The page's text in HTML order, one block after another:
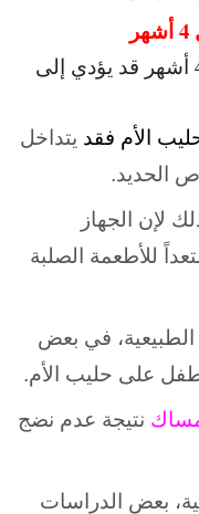
قبل إتمام 4 أشهر قد يؤدي إلى
الأم فقد يتداخل
الحديد.
لإن الجهاز
للأطعمة الصلبة
الطبيعية، في بعض
على حليب الأم.
نتيجة عدم نضج
بعض الدراسات